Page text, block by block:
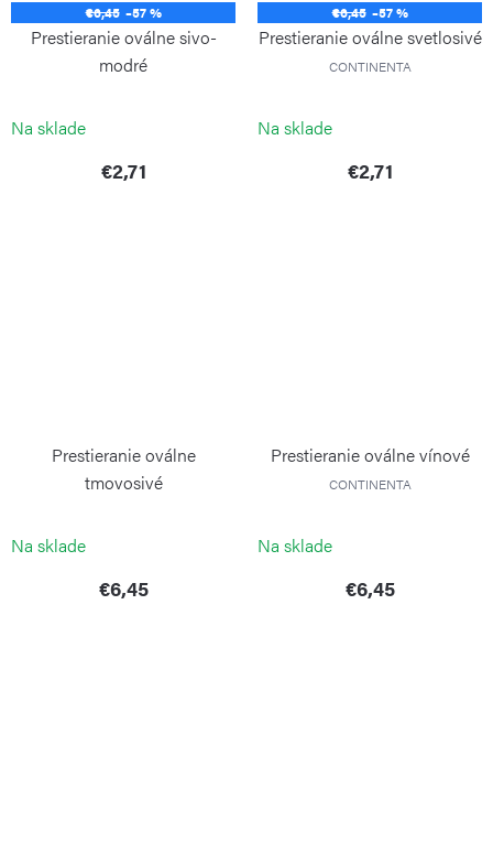
€6,45 –57 %
Prestieranie oválne sivo-
modré
Na sklade
€2,71
€6,45 –57 %
Prestieranie oválne svetlosivé
CONTINENTA
Na sklade
€2,71
Prestieranie oválne
tmovosivé
Na sklade
€6,45
Prestieranie oválne vínové
CONTINENTA
Na sklade
€6,45